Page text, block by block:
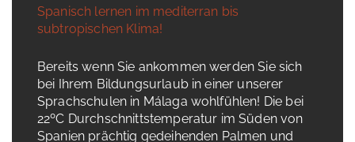
Spanisch lernen im mediterran bis
subtropischen Klima!
Bereits wenn Sie ankommen werden Sie sich
bei Ihrem Bildungsurlaub in einer unserer
Sprachschulen in Málaga wohlfühlen! Die bei
22ºC Durchschnittstemperatur im Süden von
Spanien prächtig gedeihenden Palmen und